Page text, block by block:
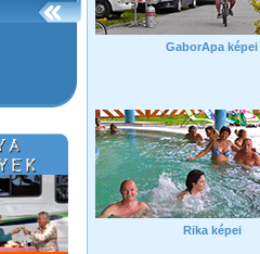
GaborApa képei
Rika képei